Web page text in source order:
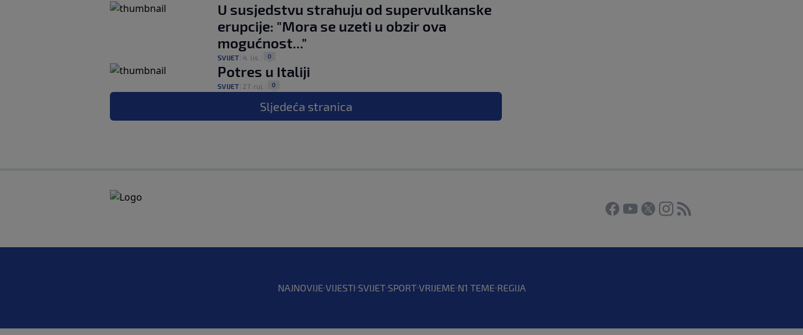
U susjedstvu strahuju od supervulkanske
erupcije: "Mora se uzeti u obzir ova
mogućnost..."
SVIJET 4. lis. 0
Potres u Italiji
SVIJET 27. ruj. 0
Sljedeća stranica
NAJNOVIJE VIJESTI SVIJET SPORT VRIJEME N1 TEME REGIJA